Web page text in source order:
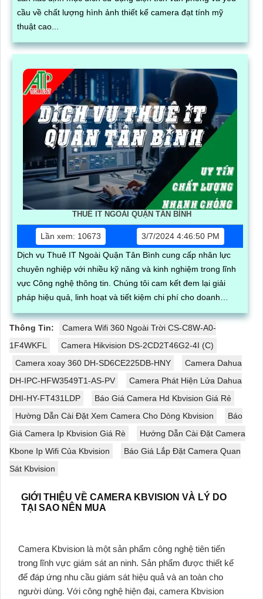
cầu về chất lượng hình ảnh thiết kế camera đạt tính mỹ
thuật cao...
THUÊ IT NGOÀI QUẬN TÂN BÌNH
Lần xem: 10673
3/7/2024 4:46:50 PM
Dịch vụ Thuê IT Ngoài Quận Tân Bình cung cấp nhân lực
chuyên nghiệp với nhiều kỹ năng và kinh nghiệm trong lĩnh
vực Công nghệ thông tin. Chúng tôi cam kết đem lại giải
pháp hiệu quả, linh hoạt và tiết kiệm chi phí cho doanh
nghiệp
Thông Tin:
Camera Wifi 360 Ngoài Trời CS-C8W-A0-
1F4WKFL
Camera Hikvision DS-2CD2T46G2-4I (C)
Camera xoay 360 DH-SD6CE225DB-HNY
Camera Dahua
DH-IPC-HFW3549T1-AS-PV
Camera Phát Hiện Lửa Dahua
DHI-HY-FT431LDP
Báo Giá Camera Hd Kbvision Giá Rẻ
Hường Dẫn Cài Đặt Xem Camera Cho Dòng Kbvision
Báo
Giá Camera Ip Kbvision Giá Rè
Hướng Dẫn Cài Đặt Camera
Kbone Ip Wifi Của Kbvision
Báo Giá Lắp Đặt Camera Quan
Sát Kbvision
GIỚI THIỆU VỀ CAMERA KBVISION VÀ LÝ DO
TẠI SAO NÊN MUA
Camera Kbvision là một sản phẩm công nghệ tiên tiến
trong lĩnh vực giám sát an ninh. Sản phẩm được thiết kế
để đáp ứng nhu cầu giám sát hiệu quả và an toàn cho
người dùng. Với công nghệ hiện đại, camera Kbvision